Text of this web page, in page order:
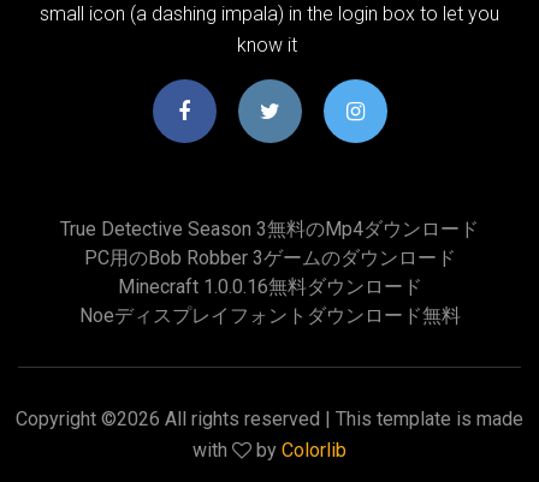
small icon (a dashing impala) in the login box to let you
know it
True Detective Season 3無料のmp4ダウンロード
PC用のbob Robber 3ゲームのダウンロード
Minecraft 1.0.0.16無料ダウンロード
Noeディスプレイフォントダウンロード無料
Copyright ©2026 All rights reserved | This template is made
with
by Colorlib